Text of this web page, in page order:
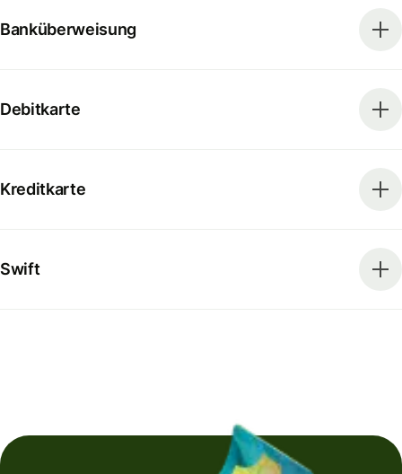
Banküberweisung
Debitkarte
Kreditkarte
Swift